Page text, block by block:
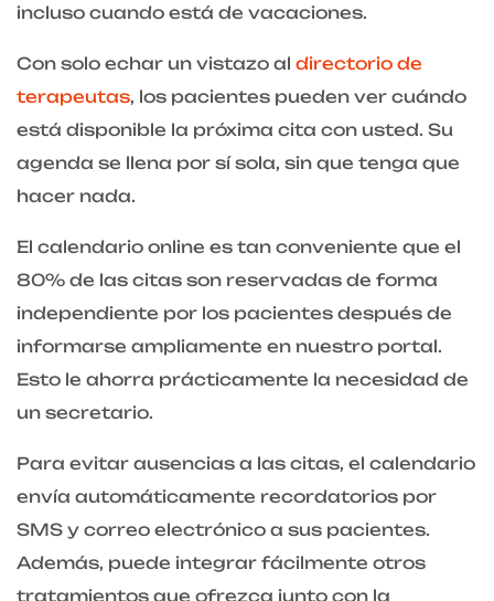
incluso cuando está de vacaciones.
Con solo echar un vistazo al directorio de
terapeutas, los pacientes pueden ver cuándo
está disponible la próxima cita con usted. Su
agenda se llena por sí sola, sin que tenga que
hacer nada.
El calendario online es tan conveniente que el
80% de las citas son reservadas de forma
independiente por los pacientes después de
informarse ampliamente en nuestro portal.
Esto le ahorra prácticamente la necesidad de
un secretario.
Para evitar ausencias a las citas, el calendario
envía automáticamente recordatorios por
SMS y correo electrónico a sus pacientes.
Además, puede integrar fácilmente otros
tratamientos que ofrezca junto con la